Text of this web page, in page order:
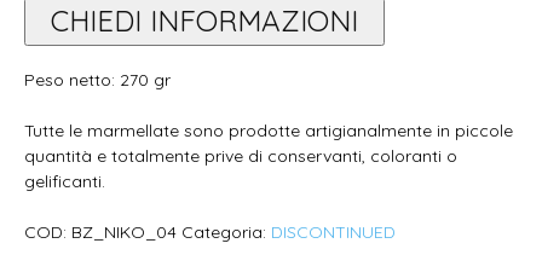
CHIEDI INFORMAZIONI
Peso netto: 270 gr
Tutte le marmellate sono prodotte artigianalmente in piccole
quantità e totalmente prive di conservanti, coloranti o
gelificanti.
COD: BZ_NIKO_04 Categoria: DISCONTINUED